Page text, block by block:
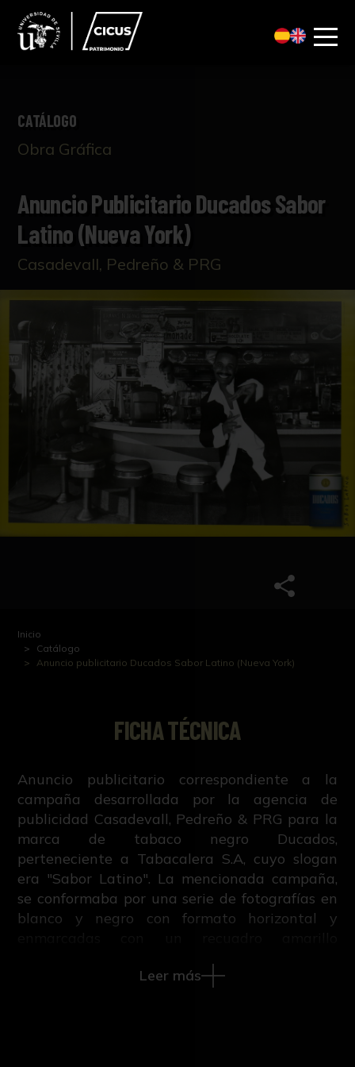
CATÁLOGO
Obra Gráfica
Anuncio Publicitario Ducados Sabor
Latino (Nueva York)
Casadevall, Pedreño & PRG
Inicio
Catálogo
Anuncio publicitario Ducados Sabor Latino (Nueva York)
FICHA TÉCNICA
Anuncio publicitario correspondiente a la
campaña desarrollada por la agencia de
publicidad Casadevall, Pedreño & PRG para la
marca de tabaco negro Ducados,
perteneciente a Tabacalera S.A, cuyo slogan
era "Sabor Latino". La mencionada campaña,
se conformaba por una serie de fotografías en
blanco y negro con formato horizontal y
mostraban la esencia y vida cotidiana de las
Leer más